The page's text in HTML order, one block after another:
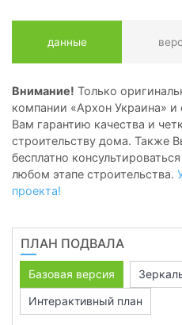
данные
Внимание! Только
компании «Архон Украина»
Вам гарантию качества и
строительству дома. Также
бесплатно
любом этапе строительства.
проекта!
ПЛАН ПОДВАЛА
Базовая версия
Интерактивный план